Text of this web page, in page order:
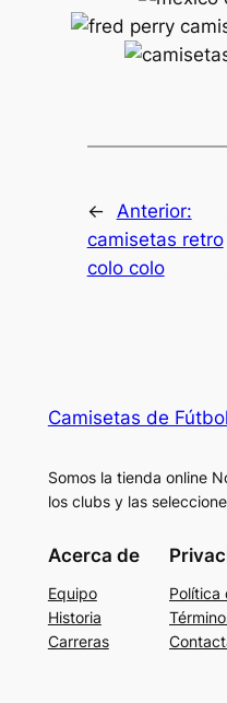
←
Anterior:
camisetas retro
colo colo
Camisetas de
Somos la tienda online
los clubs y las
Acerca de
Equipo
Historia
Carreras
Política